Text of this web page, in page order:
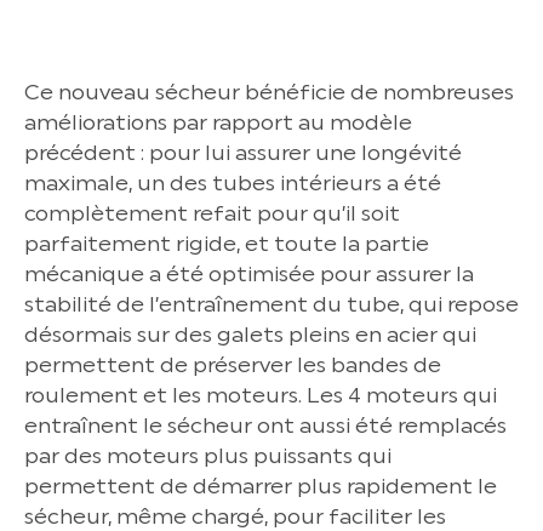
Ce nouveau sécheur bénéficie de nombreuses
améliorations par rapport au modèle
précédent : pour lui assurer une longévité
maximale, un des tubes intérieurs a été
complètement refait pour qu’il soit
parfaitement rigide, et toute la partie
mécanique a été optimisée pour assurer la
stabilité de l’entraînement du tube, qui repose
désormais sur des galets pleins en acier qui
permettent de préserver les bandes de
roulement et les moteurs. Les 4 moteurs qui
entraînent le sécheur ont aussi été remplacés
par des moteurs plus puissants qui
permettent de démarrer plus rapidement le
sécheur, même chargé, pour faciliter les